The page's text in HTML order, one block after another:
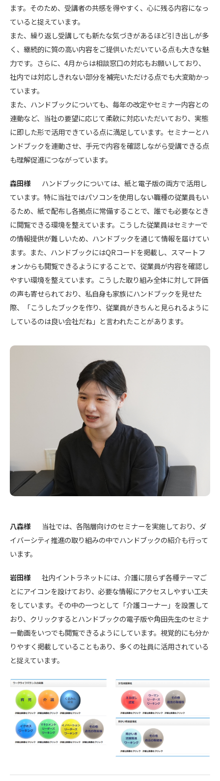
ます。そのため、受講者の共感を得やすく、心に残る内容になっ
ていると捉えています。
また、繰り返し受講しても新たな気づきがあるほど引き出しが多
く、継続的に質の高い内容をご提供いただいている点も大きな魅
力です。さらに、4月からは相談窓口の対応もお願いしており、
社内では対応しきれない部分を補完いただける点でも大変助かっ
ています。
また、ハンドブックについても、毎年の改定やセミナー内容との
連動など、当社の要望に応じて柔軟に対応いただいており、実態
に即した形で活用できている点に満足しています。セミナーとハ
ンドブックを連動させ、手元で内容を確認しながら受講できる点
も理解促進につながっています。
森田様
ハンドブックについては、紙と電子版の両方で活用し
ています。特に当社ではパソコンを使用しない職種の従業員もい
るため、紙で配布し各拠点に常備することで、誰でも必要なとき
に閲覧できる環境を整えています。こうした従業員はセミナーで
の情報提供が難しいため、ハンドブックを通じて情報を届けてい
ます。また、ハンドブックにはQRコードを掲載し、スマートフ
ォンからも閲覧できるようにすることで、従業員が内容を確認し
やすい環境を整えています。こうした取り組み全体に対して評価
の声も寄せられており、私自身も家族にハンドブックを見せた
際、「こうしたブックを作り、従業員がきちんと見られるように
しているのは良い会社だね」と言われたことがあります。
八森様
当社では、各階層向けのセミナーを実施しており、ダ
イバーシティ推進の取り組みの中でハンドブックの紹介も行って
います。
岩田様
社内イントラネットには、介護に限らず各種テーマご
とにアイコンを設けており、必要な情報にアクセスしやすい工夫
をしています。その中の一つとして「介護コーナー」を設置して
おり、クリックするとハンドブックの電子版や角田先生のセミナ
ー動画をいつでも閲覧できるようにしています。視覚的にも分か
りやすく掲載していることもあり、多くの社員に活用されている
と捉えています。